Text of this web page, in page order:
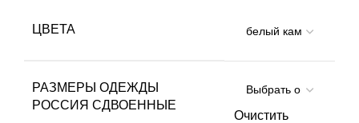
ЦВЕТА
РАЗМЕРЫ ОДЕЖДЫ
РОССИЯ СДВОЕННЫЕ
Очистить